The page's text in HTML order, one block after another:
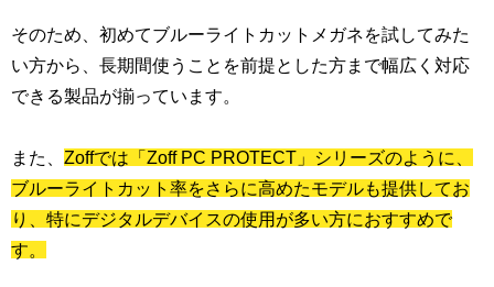
そのため、初めてブルーライトカットメガネを試してみた
い方から、長期間使うことを前提とした方まで幅広く対応
できる製品が揃っています。
また、 Zoffでは「Zoff PC PROTECT」シリーズのように、
ブルーライトカット率をさらに高めたモデルも提供してお
り、特にデジタルデバイスの使用が多い方におすすめで
す。